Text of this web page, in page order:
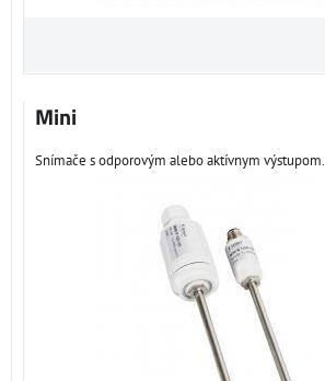
Mini
Snímače s odporovým alebo aktívnym výstupom.